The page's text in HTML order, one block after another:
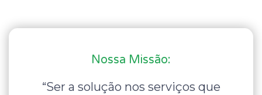
Nossa Missão:
“Ser a solução nos serviços que